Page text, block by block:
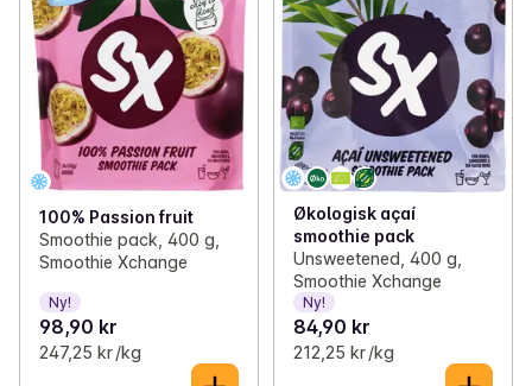
100% Passion fruit
Smoothie pack, 400 g,
Smoothie Xchange
Ny!
98,90 kr
247,25 kr /kg
Økologisk açaí
smoothie pack
Unsweetened, 400 g,
Smoothie Xchange
Ny!
84,90 kr
212,25 kr /kg